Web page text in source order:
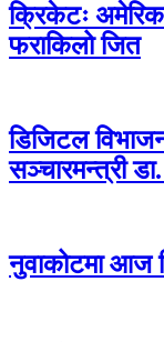
क्रिकेटः
फराकिलो जित
डिजिटल
सञ्चारमन्त्री डा.
नुवाकोटमा आज